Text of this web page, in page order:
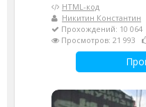
HTML-код
Никитин Константин
Прохождений: 10 064
Просмотров: 21 993